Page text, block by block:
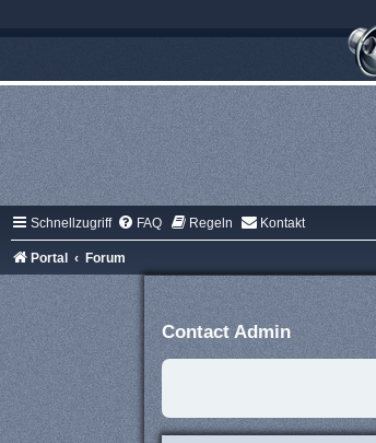
Schnellzugriff FAQ Regeln Kontakt
Portal Forum
Contact Admin